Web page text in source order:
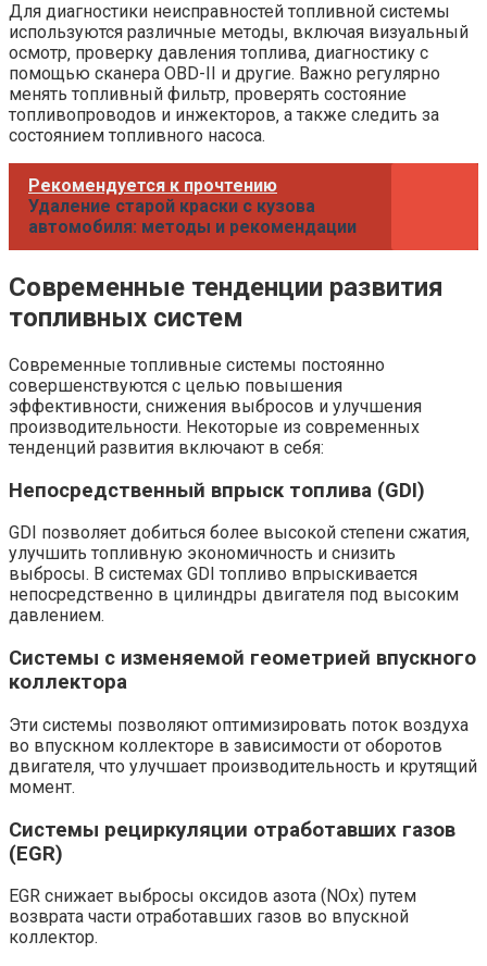
Для диагностики неисправностей топливной системы
используются различные методы‚ включая визуальный
осмотр‚ проверку давления топлива‚ диагностику с
помощью сканера OBD-II и другие. Важно регулярно
менять топливный фильтр‚ проверять состояние
топливопроводов и инжекторов‚ а также следить за
состоянием топливного насоса.
Рекомендуется к прочтению
Удаление старой краски с кузова
автомобиля: методы и рекомендации
Современные тенденции развития
топливных систем
Современные топливные системы постоянно
совершенствуются с целью повышения
эффективности‚ снижения выбросов и улучшения
производительности. Некоторые из современных
тенденций развития включают в себя:
Непосредственный впрыск топлива (GDI)
GDI позволяет добиться более высокой степени сжатия‚
улучшить топливную экономичность и снизить
выбросы. В системах GDI топливо впрыскивается
непосредственно в цилиндры двигателя под высоким
давлением.
Системы с изменяемой геометрией впускного
коллектора
Эти системы позволяют оптимизировать поток воздуха
во впускном коллекторе в зависимости от оборотов
двигателя‚ что улучшает производительность и крутящий
момент.
Системы рециркуляции отработавших газов
(EGR)
EGR снижает выбросы оксидов азота (NOx) путем
возврата части отработавших газов во впускной
коллектор.